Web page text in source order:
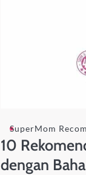
SuperMom
10
dengan